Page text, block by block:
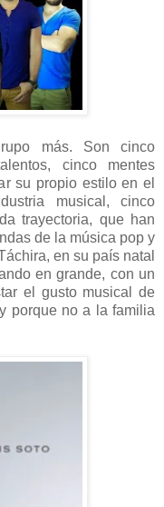
más. Son cinco
cinco mentes
su propio estilo en el
musical, cinco
trayectoria, que han
de la música pop y
en su país natal
en grande, con un
el gusto musical de
porque no a la familia